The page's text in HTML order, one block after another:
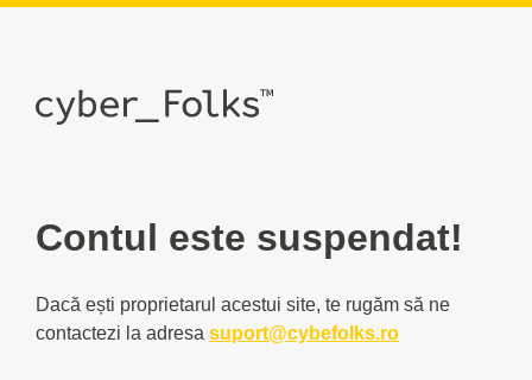
Contul este suspendat!
Dacă ești proprietarul acestui site, te rugăm să ne
contactezi la adresa suport@cybefolks.ro